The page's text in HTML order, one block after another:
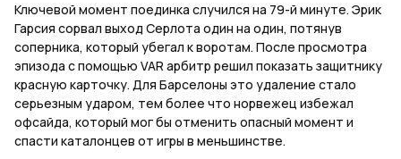
Ключевой момент поединка случился на 79-й минуте. Эрик
Гарсия сорвал выход Серлота один на один, потянув
соперника, который убегал к воротам. После просмотра
эпизода с помощью VAR арбитр решил показать защитнику
красную карточку. Для Барселоны это удаление стало
серьезным ударом, тем более что норвежец избежал
офсайда, который мог бы отменить опасный момент и
спасти каталонцев от игры в меньшинстве.